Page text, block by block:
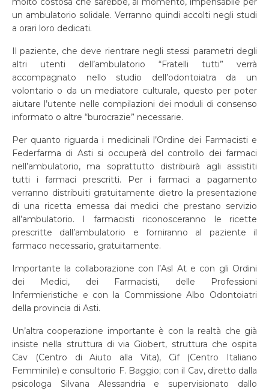
un ambulatorio solidale. Verranno quindi accolti negli studi
a orari loro dedicati.
Il paziente, che deve rientrare negli stessi parametri degli
altri utenti dell’ambulatorio “Fratelli tutti” verrà
accompagnato nello studio dell’odontoiatra da un
volontario o da un mediatore culturale, questo per poter
aiutare l’utente nelle compilazioni dei moduli di consenso
informato o altre “burocrazie” necessarie.
Per quanto riguarda i medicinali l’Ordine dei Farmacisti e
Federfarma di Asti si occuperà del controllo dei farmaci
nell’ambulatorio, ma soprattutto distribuirà agli assistiti
tutti i farmaci prescritti. Per i farmaci a pagamento
verranno distribuiti gratuitamente dietro la presentazione
di una ricetta emessa dai medici che prestano servizio
all’ambulatorio. I farmacisti riconosceranno le ricette
prescritte dall’ambulatorio e forniranno al paziente il
farmaco necessario, gratuitamente.
Importante la collaborazione con l’Asl At e con gli Ordini
dei Medici, dei Farmacisti, delle Professioni
Infermieristiche e con la Commissione Albo Odontoiatri
della provincia di Asti.
Un’altra cooperazione importante è con la realtà che già
insiste nella struttura di via Giobert, struttura che ospita
Cav (Centro di Aiuto alla Vita), Cif (Centro Italiano
Femminile) e consultorio F. Baggio; con il Cav, diretto dalla
psicologa Silvana Alessandria e supervisionato dallo